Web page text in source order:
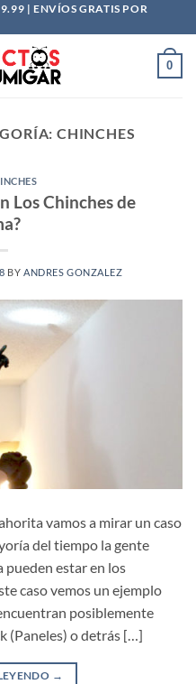
| ENVÍOS GRATIS POR
0
CHINCHES
Los Chinches de
BY ANDRES GONZALEZ
vamos a mirar un caso
del tiempo la gente
pueden estar en los
caso vemos un ejemplo
posiblemente
(Paneles) o detrás […]
→